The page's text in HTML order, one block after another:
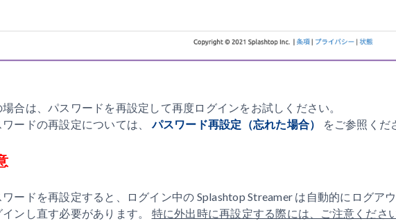
合は、パスワードを再設定して再度ログインをお試しください。
ワードの再設定については、パスワード再設定（忘れた場合） をご参照くだ
ードを再設定すると、ログイン中の Splashtop Streamer は自動的にログア
ンし直す必要があります。 特に外出時に再設定する際には、ご注意ください